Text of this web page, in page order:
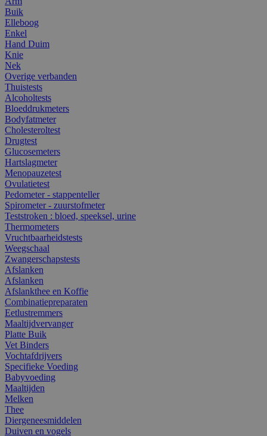
Buik
Elleboog
Enkel
Hand Duim
Knie
Nek
Overige verbanden
Thuistests
Alcoholtests
Bloeddrukmeters
Bodyfatmeter
Cholesteroltest
Drugtest
Glucosemeters
Hartslagmeter
Menopauzetest
Ovulatietest
Pedometer - stappenteller
Spirometer - zuurstofmeter
Teststroken : bloed, speeksel, urine
Thermometers
Vruchtbaarheidstests
Weegschaal
Zwangerschapstests
Afslanken
Afslanken
Afslankthee en Koffie
Combinatiepreparaten
Eetlustremmers
Maaltijdvervanger
Platte Buik
Vet Binders
Vochtafdrijvers
Specifieke Voeding
Babyvoeding
Maaltijden
Melken
Thee
Diergeneesmiddelen
Duiven en vogels